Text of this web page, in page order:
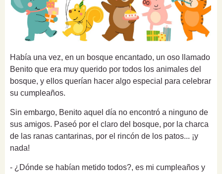
Había una vez, en un bosque encantado, un oso llamado
Benito que era muy querido por todos los animales del
bosque, y ellos querían hacer algo especial para celebrar
su cumpleaños.
Sin embargo, Benito aquel día no encontró a ninguno de
sus amigos. Paseó por el claro del bosque, por la charca
de las ranas cantarinas, por el rincón de los patos... ¡y
nada!
- ¿Dónde se habían metido todos?, es mi cumpleaños y